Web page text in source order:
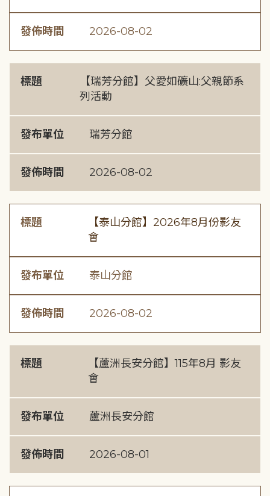
發佈時間 2026-08-02
標題
【瑞芳分館】父愛如礦山:父親節系
列活動
發布單位 瑞芳分館
發佈時間 2026-08-02
標題
【泰山分館】2026年8月份影友
會
發布單位 泰山分館
發佈時間 2026-08-02
標題
【蘆洲長安分館】115年8月 影友
會
發布單位 蘆洲長安分館
發佈時間 2026-08-01